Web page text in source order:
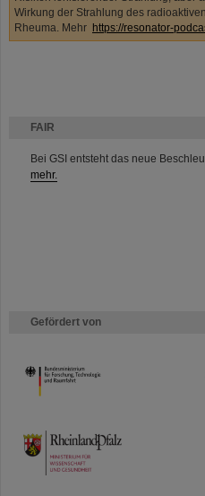
FAIR
Bei GSI entsteht das neue
mehr.
Gefördert von
HMWK
TMWWDG
Wirkung der Strahlung des
Rheuma. Mehr https://resonator-